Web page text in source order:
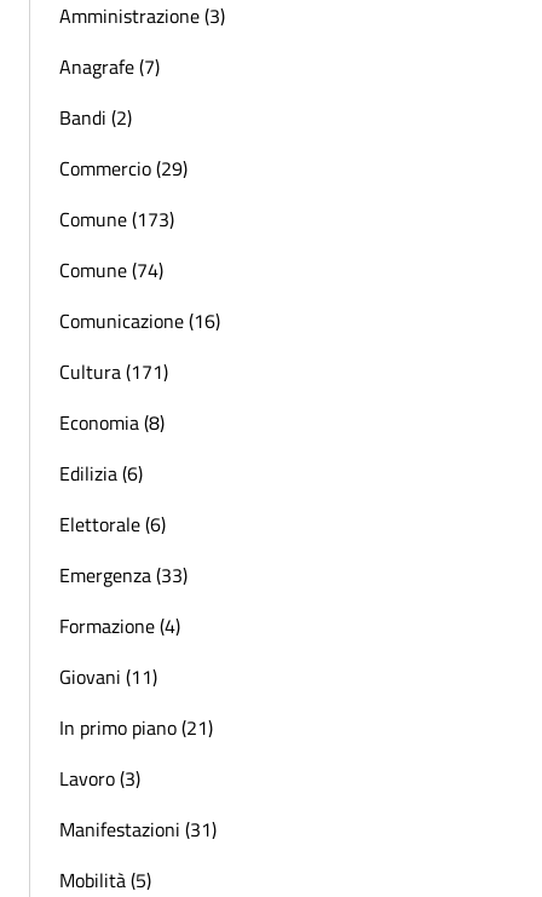
Amministrazione (3)
Anagrafe (7)
Bandi (2)
Commercio (29)
Comune (173)
Comune (74)
Comunicazione (16)
Cultura (171)
Economia (8)
Edilizia (6)
Elettorale (6)
Emergenza (33)
Formazione (4)
Giovani (11)
In primo piano (21)
Lavoro (3)
Manifestazioni (31)
Mobilità (5)